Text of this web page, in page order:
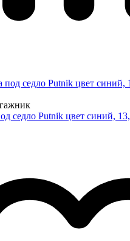
седло Putnik цвет синий,